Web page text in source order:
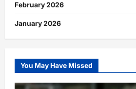
February 2026
January 2026
You May Have Missed